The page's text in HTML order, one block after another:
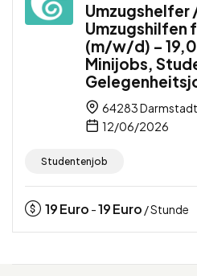
Umzugshelfer
Umzugshilfen
(m/w/d) –
Minijobs,
64283
12/06/2026
Studentenjob
19Euro -19Euro / Stunde